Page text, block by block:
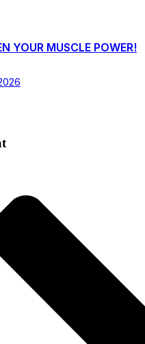
YOUR MUSCLE POWER!